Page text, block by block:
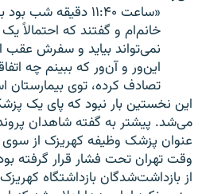
«ساعت ۱۱:۴۰ دقیقه
خانم‌ام و گفتند که احتمالاً
نمی‌تواند بیاید و سفرش عقب
این‌ور و آن‌ور که ببینم چه
تصادف کرده، توی
این نخستین بار نبود که پای یک
می‌شد. پیشتر به گفته شاهدان
عنوان پزشک وظیفه کهریزک از
وقت تهران تحت فشار قرار گرفته
از بازداشت‌شدگان بازداشتگاه